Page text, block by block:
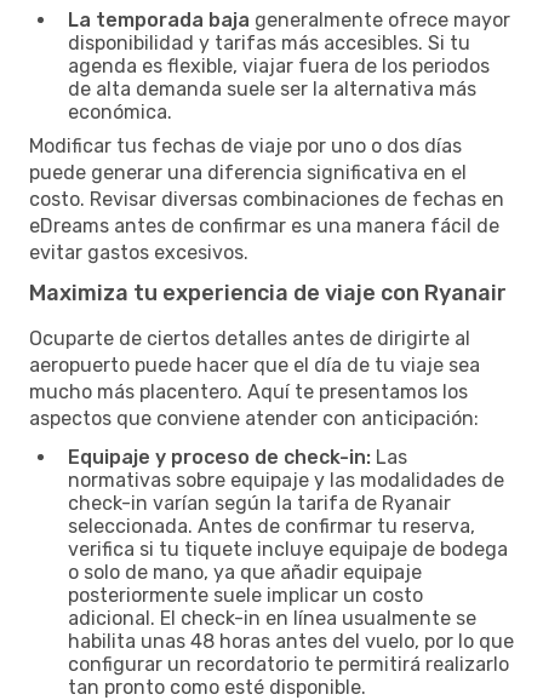
La temporada baja generalmente ofrece mayor
disponibilidad y tarifas más accesibles. Si tu
agenda es flexible, viajar fuera de los periodos
de alta demanda suele ser la alternativa más
económica.
Modificar tus fechas de viaje por uno o dos días
puede generar una diferencia significativa en el
costo. Revisar diversas combinaciones de fechas en
eDreams antes de confirmar es una manera fácil de
evitar gastos excesivos.
Maximiza tu experiencia de viaje con Ryanair
Ocuparte de ciertos detalles antes de dirigirte al
aeropuerto puede hacer que el día de tu viaje sea
mucho más placentero. Aquí te presentamos los
aspectos que conviene atender con anticipación:
Equipaje y proceso de check-in: Las
normativas sobre equipaje y las modalidades de
check-in varían según la tarifa de Ryanair
seleccionada. Antes de confirmar tu reserva,
verifica si tu tiquete incluye equipaje de bodega
o solo de mano, ya que añadir equipaje
posteriormente suele implicar un costo
adicional. El check-in en línea usualmente se
habilita unas 48 horas antes del vuelo, por lo que
configurar un recordatorio te permitirá realizarlo
tan pronto como esté disponible.